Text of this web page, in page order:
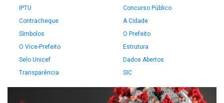
IPTU
Concurso Público
Contracheque
A Cidade
Símbolos
O Prefeito
O Vice-Prefeito
Estrutura
Selo Unicef
Dados Abertos
Transparência
SIC